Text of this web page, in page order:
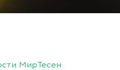
МирТесен